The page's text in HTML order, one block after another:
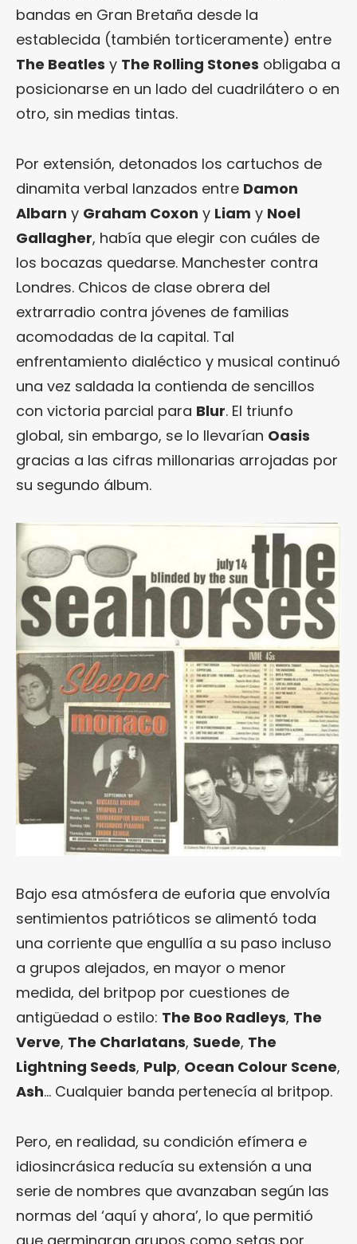
bandas en Gran Bretaña desde la
establecida (también torticeramente) entre
The Beatles y The Rolling Stones obligaba a
posicionarse en un lado del cuadrilátero o en
otro, sin medias tintas.
Por extensión, detonados los cartuchos de
dinamita verbal lanzados entre Damon
Albarn y Graham Coxon y Liam y Noel
Gallagher, había que elegir con cuáles de
los bocazas quedarse. Manchester contra
Londres. Chicos de clase obrera del
extrarradio contra jóvenes de familias
acomodadas de la capital. Tal
enfrentamiento dialéctico y musical continuó
una vez saldada la contienda de sencillos
con victoria parcial para Blur. El triunfo
global, sin embargo, se lo llevarían Oasis
gracias a las cifras millonarias arrojadas por
su segundo álbum.
Bajo esa atmósfera de euforia que envolvía
sentimientos patrióticos se alimentó toda
una corriente que engullía a su paso incluso
a grupos alejados, en mayor o menor
medida, del britpop por cuestiones de
antigüedad o estilo: The Boo Radleys, The
Verve, The Charlatans, Suede, The
Lightning Seeds, Pulp, Ocean Colour Scene,
Ash… Cualquier banda pertenecía al britpop.
Pero, en realidad, su condición efímera e
idiosincrásica reducía su extensión a una
serie de nombres que avanzaban según las
normas del ‘aquí y ahora’, lo que permitió